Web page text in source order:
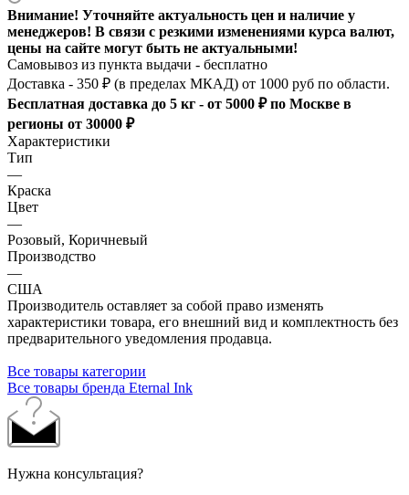
Внимание! Уточняйте актуальность цен и наличие у
менеджеров! В связи с резкими изменениями курса валют,
цены на сайте могут быть не актуальными!
Самовывоз из пункта выдачи - бесплатно
Доставка - 350 ₽ (в пределах МКАД) от 1000 руб по области.
Бесплатная доставка до 5 кг - от 5000 ₽ по Москве в
регионы от 30000 ₽
Характеристики
Тип
—
Краска
Цвет
—
Розовый, Коричневый
Производство
—
США
Производитель оставляет за собой право изменять
характеристики товара, его внешний вид и комплектность без
предварительного уведомления продавца.
Все товары категории
Все товары бренда Eternal Ink
Нужна консультация?